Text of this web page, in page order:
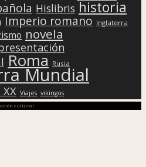
Hislibris historia
Imperio romano Inglaterra
novela
Roma Rusia
Mundial
Viajes vikingos
cultural